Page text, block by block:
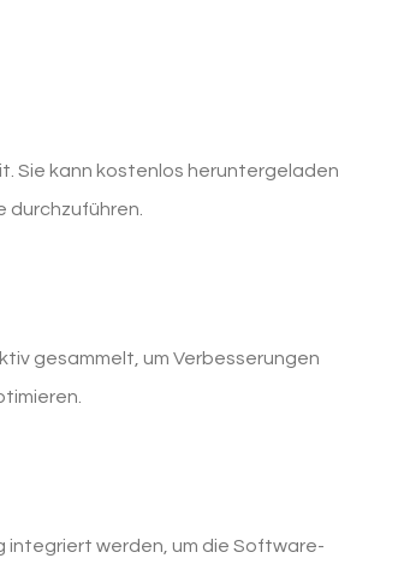
Sie kann kostenlos heruntergeladen
durchzuführen.
gesammelt, um Verbesserungen
integriert werden, um die Software-